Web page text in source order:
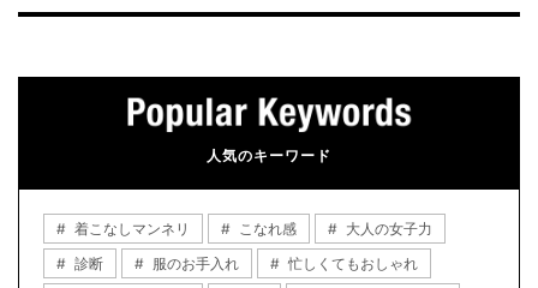
人気のキーワード
着こなしマンネリ こなれ感
大人の女子力
診断
服のお手入れ
忙しくてもおしゃれ